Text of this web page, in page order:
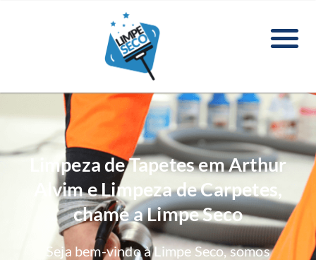
Limpeza de Tapetes em Arthur
Alvim e Limpeza de Carpetes,
chame a Limpe Seco
Seja bem-vindo à Limpe Seco, somos